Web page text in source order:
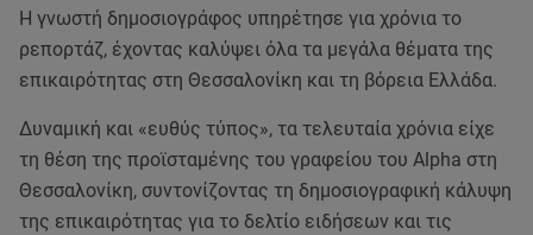
Η γνωστή δημοσιογράφος υπηρέτησε για χρόνια το
ρεπορτάζ, έχοντας καλύψει όλα τα μεγάλα θέματα της
επικαιρότητας στη Θεσσαλονίκη και τη βόρεια Ελλάδα.
Δυναμική και «ευθύς τύπος», τα τελευταία χρόνια είχε
τη θέση της προϊσταμένης του γραφείου του Alpha στη
Θεσσαλονίκη, συντονίζοντας τη δημοσιογραφική κάλυψη
της επικαιρότητας για το δελτίο ειδήσεων και τις